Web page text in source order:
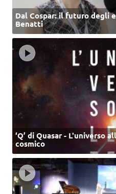
Dal Cospar: il futuro degli
Benatti
‘Q’ di Quasar - L'universo
cosmico